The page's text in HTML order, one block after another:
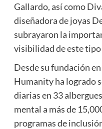
Gallardo, así como
diseñadora de joyas
subrayaron la
visibilidad de este tipo
Desde su fundación
Humanity ha logrado
diarias en 33
mental a más de
programas de